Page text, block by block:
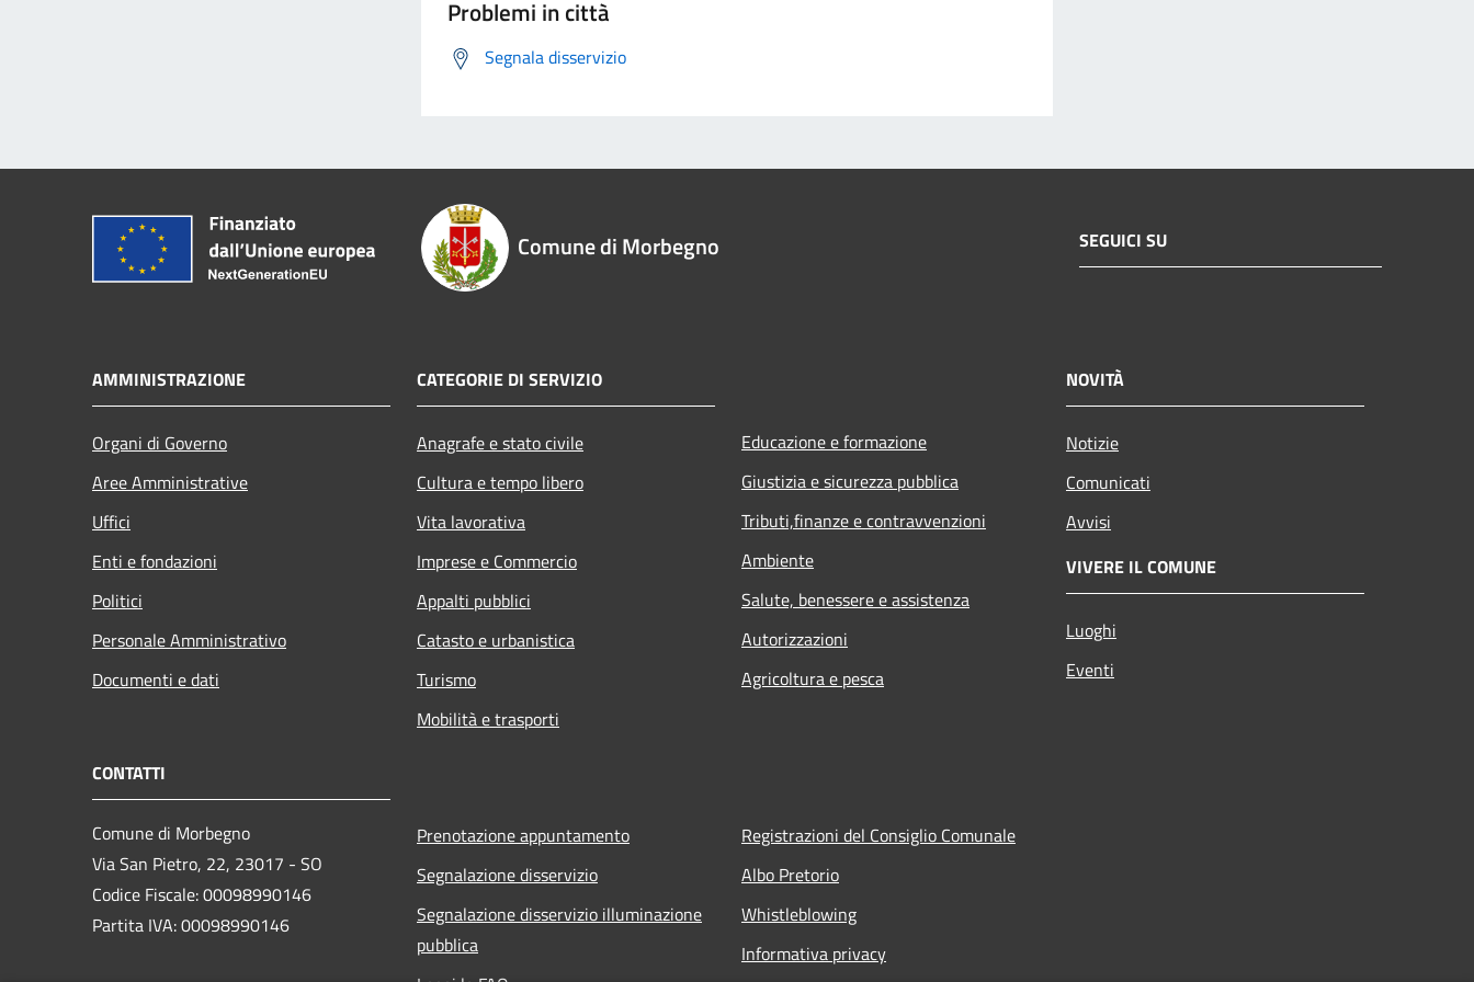
Problemi in città
Segnala disservizio
Comune di Morbegno SEGUICI SU
AMMINISTRAZIONE
Organi di Governo
Aree Amministrative
Uffici
Enti e fondazioni
Politici
Personale Amministrativo
Documenti e dati
CATEGORIE DI SERVIZIO
Anagrafe e stato civile
Cultura e tempo libero
Vita lavorativa
Imprese e Commercio
Appalti pubblici
Catasto e urbanistica
Turismo
Mobilità e trasporti
Educazione e formazione
Giustizia e sicurezza pubblica
Tributi,finanze e contravvenzioni
Ambiente
Salute, benessere e assistenza
Autorizzazioni
Agricoltura e pesca
NOVITÀ
Notizie
Comunicati
Avvisi
VIVERE IL COMUNE
Luoghi
Eventi
CONTATTI
Comune di Morbegno
Via San Pietro, 22, 23017 - SO
Codice Fiscale: 00098990146
Partita IVA: 00098990146
Prenotazione appuntamento
Segnalazione disservizio
Segnalazione disservizio illuminazione
pubblica
Registrazioni del Consiglio Comunale
Albo Pretorio
Whistleblowing
Informativa privacy